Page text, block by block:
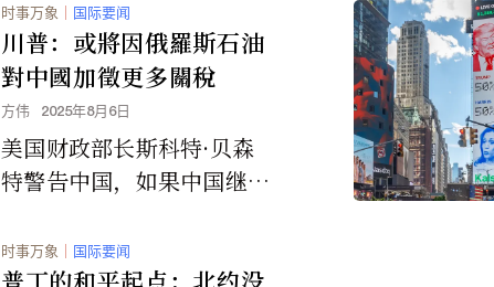
时事万象 ｜ 国际要闻
川普：或將因俄羅斯石油
對中國加徵更多關稅
方伟 2025年8月6日
美国财政部长斯科特·贝森
特警告中国，如果中国继续
临新的关税。
时事万象 ｜ 国际要闻
普丁的和平起点：北约没